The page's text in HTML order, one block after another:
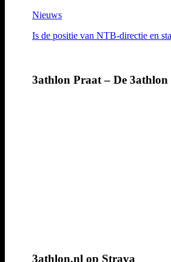
Nieuws
Is de positie van NTB-directie en
3athlon Praat – De 3athlon
3athlon.nl op Strava